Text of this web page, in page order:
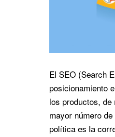
El SEO (Search
posicionamiento
los productos,
mayor número
política es la